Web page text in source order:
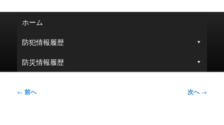
ュ
ホーム
防犯情報履歴
防災情報履歴
投
← 前へ 次へ→